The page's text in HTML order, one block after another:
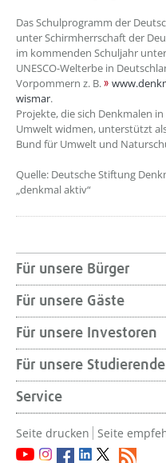
Das Schulprogramm der
unter Schirmherrschaft der
im kommenden Schuljahr
UNESCO-Welterbe in
Vorpommern z. B.
wismar.
Projekte, die sich Denkmalen
Umwelt widmen, unterstützt
Bund für Umwelt und
Quelle: Deutsche Stiftung
„denkmal aktiv“
Für unsere Bürger
Für unsere Gäste
Für unsere Investoren
Für unsere
Service
Seite drucken Seite